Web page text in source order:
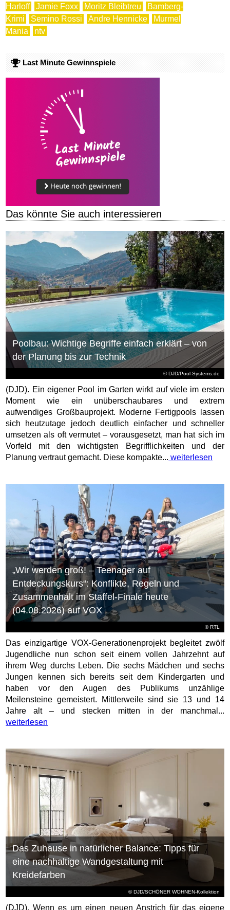
Harloff
Jamie Foxx Moritz Bleibtreu
Bamberg-
Krimi
Semino Rossi Andre Hennicke
Murmel
Mania
ntv
Last Minute Gewinnspiele
Das könnte Sie auch interessieren
© DJD/Pool-Systems.de
Poolbau: Wichtige Begriffe einfach erklärt – von
der Planung bis zur Technik
(DJD). Ein eigener Pool im Garten wirkt auf viele im ersten
Moment wie ein unüberschaubares und extrem
aufwendiges Großbauprojekt. Moderne Fertigpools lassen
sich heutzutage jedoch deutlich einfacher und schneller
umsetzen als oft vermutet – vorausgesetzt, man hat sich im
Vorfeld mit den wichtigsten Begrifflichkeiten und der
Planung vertraut gemacht. Diese kompakte... weiterlesen
©RTL
„Wir werden groß! – Teenager auf
Entdeckungskurs“: Konflikte, Regeln und
Zusammenhalt im Staffel-Finale heute
(04.08.2026) auf VOX
Das einzigartige VOX-Generationenprojekt begleitet zwölf
Jugendliche nun schon seit einem vollen Jahrzehnt auf
ihrem Weg durchs Leben. Die sechs Mädchen und sechs
Jungen kennen sich bereits seit dem Kindergarten und
haben vor den Augen des Publikums unzählige
Meilensteine gemeistert. Mittlerweile sind sie 13 und 14
Jahre alt – und stecken mitten in der manchmal...
weiterlesen
© DJD/SCHÖNER WOHNEN-Kollektion
Das Zuhause in natürlicher Balance: Tipps für
eine nachhaltige Wandgestaltung mit
Kreidefarben
(DJD). Wenn es um einen neuen Anstrich für das eigene